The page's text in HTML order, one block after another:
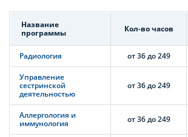
Название
программы
Кол-во часов
Радиология от 36 до 249
Управление
сестринской
деятельностью
от 36 до 249
Аллергология и
иммунология
от 36 до 249